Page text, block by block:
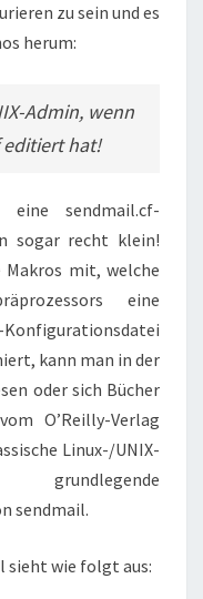
zu sein und es
herum:
Admin, wenn
editiert hat!
sendmail.cf-
sogar recht klein!
mit, welche
eine
kann man in der
oder sich Bücher
O’Reilly-Verlag
Linux-/UNIX-
grundlegende
sendmail.
sieht wie folgt aus: